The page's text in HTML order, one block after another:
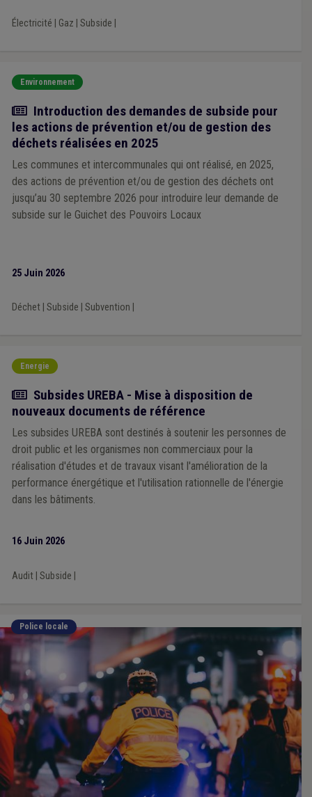
Électricité Gaz Subside
Environnement
Actualité
Introduction des demandes de subside pour
les actions de prévention et/ou de gestion des
déchets réalisées en 2025
Les communes et intercommunales qui ont réalisé, en 2025,
des actions de prévention et/ou de gestion des déchets ont
jusqu’au 30 septembre 2026 pour introduire leur demande de
subside sur le Guichet des Pouvoirs Locaux
25 Juin 2026
Déchet| Subside Subvention
Energie
Actualité
Subsides UREBA - Mise à disposition de
nouveaux documents de référence
Les subsides UREBA sont destinés à soutenir les personnes de
droit public et les organismes non commerciaux pour la
réalisation d'études et de travaux visant l'amélioration de la
performance énergétique et l'utilisation rationnelle de l'énergie
dans les bâtiments.
16 Juin 2026
Audit| Subside
Police locale